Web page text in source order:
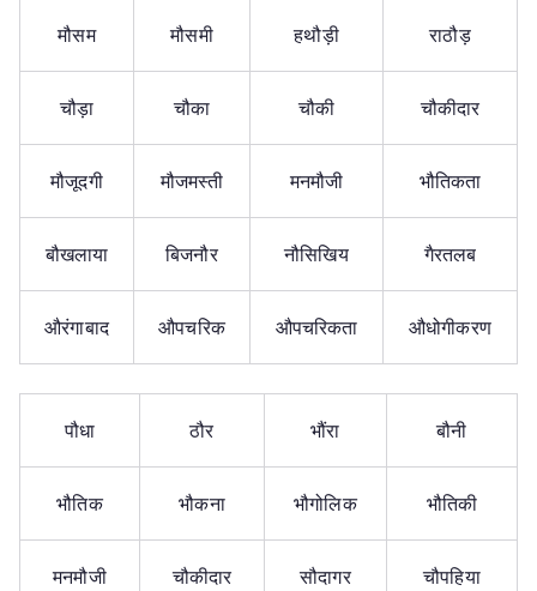
मौसम मौसमी हथौड़ी राठौड़
चौड़ा चौका चौकी चौकीदार
मौजूदगी मौजमस्ती मनमौजी भौतिकता
बौखलाया बिजनौर नौसिखिय गैरतलब
औरंगाबाद औपचरिक औपचरिकता औधोगीकरण
पौधा ठौर भौंरा बौनी
भौतिक भौकना भौगोलिक भौतिकी
मनमौजी चौकीदार सौदागर चौपहिया